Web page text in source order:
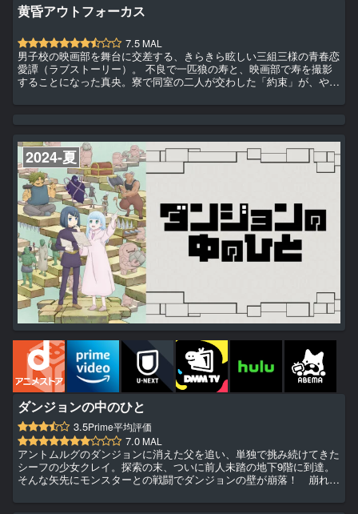
黄昏アウトフォーカス
7.5 MAL
男子校の映画部を舞台に交差する、きらきら眩しい三組三様の青春恋
愛譚（ラブストーリー）。 不良で一匹狼の寿と、映画部で寿を撮影
することになった真央。寮で同室の二人が交わした「約束」が、やが
抗心を燃やす後輩の義一。ぶつかりながらも、やがて二人は惹かれ合
――。
2024-夏
ダンジョンの中のひと
3.5Prime平均評価
7.0 MAL
アントムルグのダンジョンに消えた父を追い、単独で挑み続けてきた
シーフの少女クレイ。探索の末、ついに前人未踏の地下9階に到達。
そんな矢先にモンスターとの戦闘でダンジョンの壁が崩落！ 崩れた
り成す、迷宮お仕事ファンタジー。